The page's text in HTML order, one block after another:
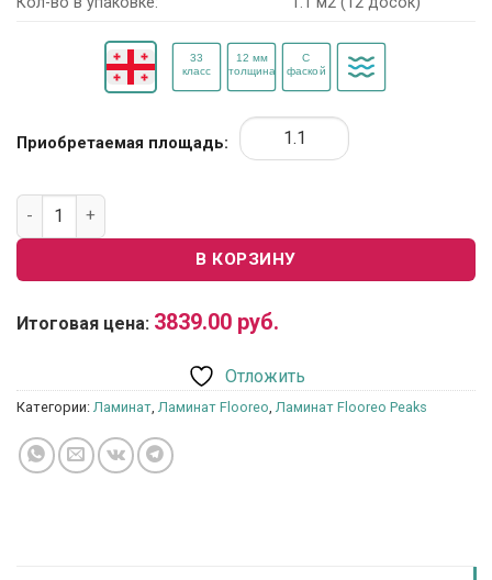
Приобретаемая площадь:
Количество товара Ламинат Flooreo Peaks "Монт Бланк"
В КОРЗИНУ
Итоговая цена: 3839.00 руб.
Отложить
Категории: Ламинат Ламинат Flooreo Ламинат Flooreo Peaks